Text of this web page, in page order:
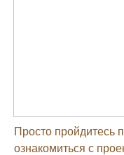
Просто пройдитесь
ознакомиться с